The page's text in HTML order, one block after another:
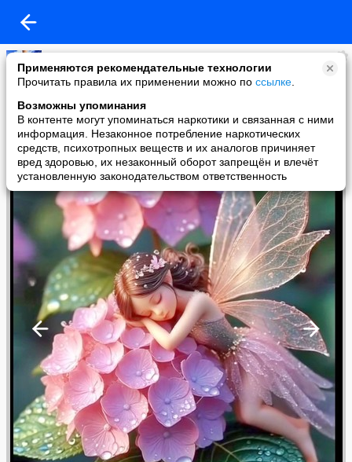
Применяются рекомендательные технологии
Прочитать правила их применении можно по ссылке
Возможны упоминания
В контенте могут упоминаться наркотики и связанная с ними
информация. Незаконное потребление наркотических
средств, психотропных веществ и их аналогов причиняет
вред здоровью, их незаконный оборот запрещён и влечёт
установленную законодательством ответственность
Копилочка: все самое интересное,полезное, красивое!!!
added a photo
06 Jun в 11:27